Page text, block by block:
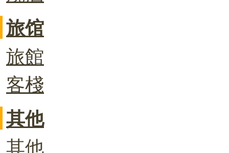
旅馆
旅館
客棧
其他
其他